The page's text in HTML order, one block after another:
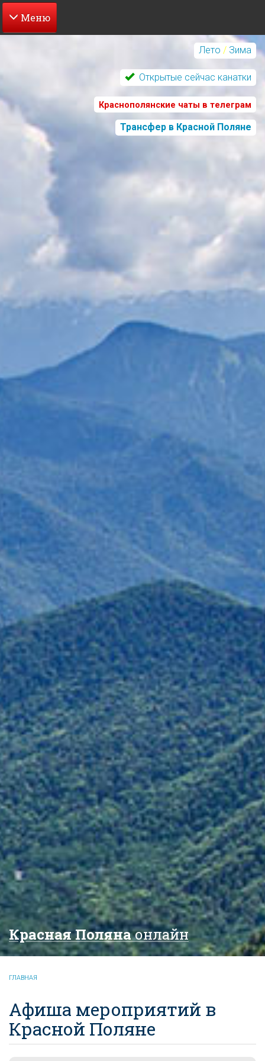
Перейти
содержанию
Лето / Зима
Открытые сейчас канатки
Краснополянские чаты в телеграм
Трансфер в Красной Поляне
Красная Полянаонлайн
ГЛАВНАЯ
Афиша мероприятий в
Красной Поляне